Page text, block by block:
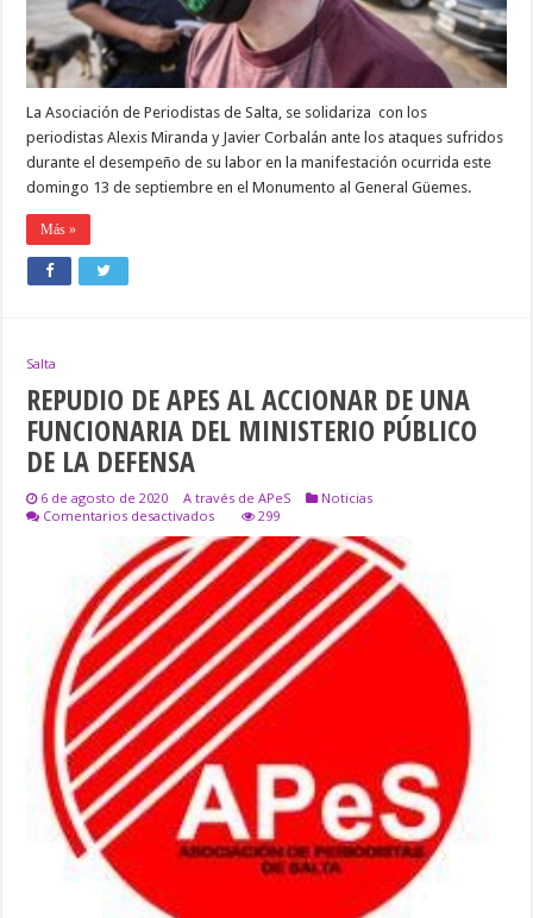
ACTIVE
EL
MINISTRO
PULLEIRO
La Asociación de Periodistas de Salta, se solidariza con los
periodistas Alexis Miranda y Javier Corbalán ante los ataques sufridos
durante el desempeño de su labor en la manifestación ocurrida este
domingo 13 de septiembre en el Monumento al General Güemes.
Más »
Salta
REPUDIO DE APES AL ACCIONAR DE UNA
FUNCIONARIA DEL MINISTERIO PÚBLICO
DE LA DEFENSA
6 de agosto de 2020 A través de APeS
Noticias
Comentarios desactivadosen
REPUDIO
DE
APES
AL
ACCIONAR
DE
UNA
FUNCIONARIA
DEL
MINISTERIO
PÚBLICO
DE
LA
DEFENSA
299